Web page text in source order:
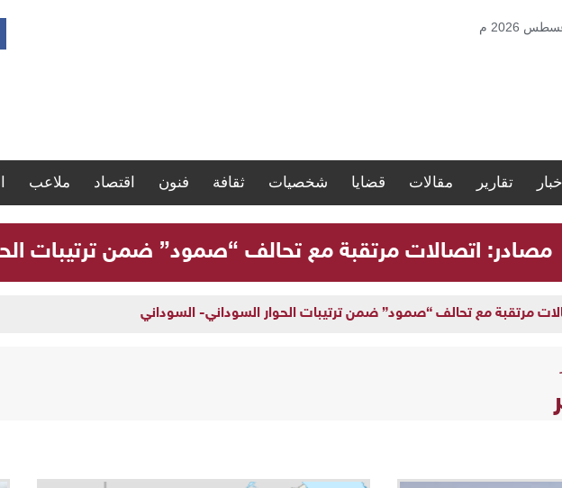
أخبار تقارير مقالات قضايا شخصيات ثقافة فنون اقتصاد ملاعب
مصادر: اتصالات مرتقبة مع تحالف “صمود” ضمن ترتيبات
مرتقبة مع تحالف “صمود” ضمن ترتيبات الحوار السوداني- السوداني